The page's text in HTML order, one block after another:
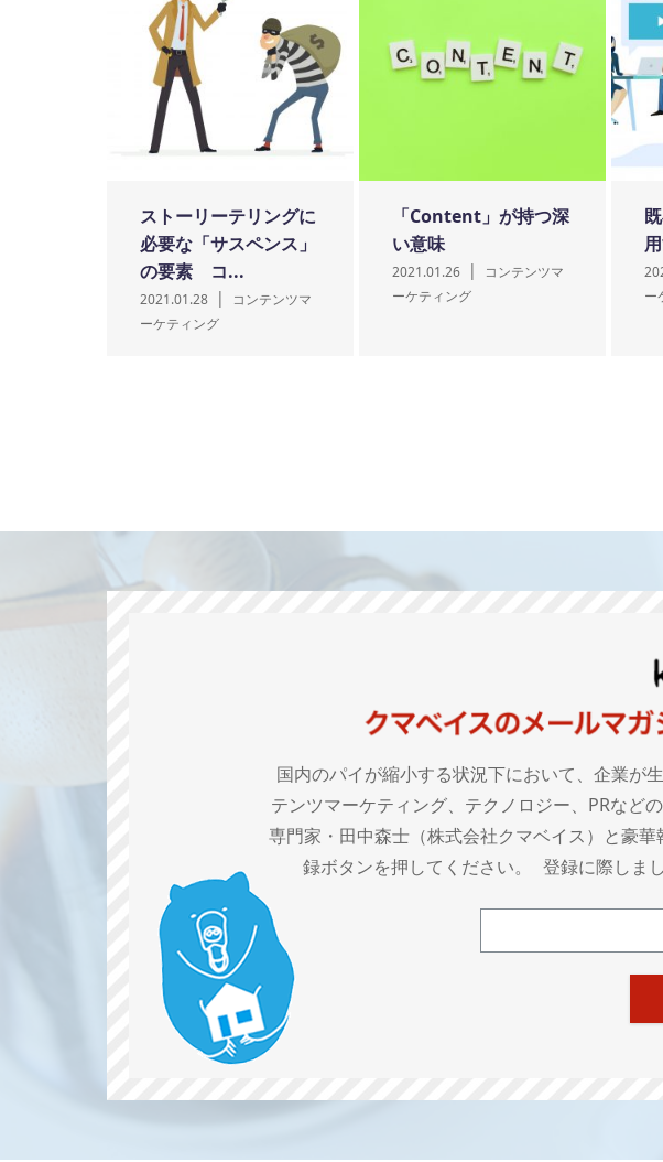
ストーリーテリングに
必要な「サスペンス」
の要素 コ...
2021.01.28
コンテンツマ
ーケティング
「Content」が持つ深
い意味
2021.01.26
コンテンツマ
ーケティング
ー
国内のパイが縮小する状況下において、企業が
テンツマーケティング、テクノロジー、PRなど
専門家・田中森士（株式会社クマベイス）と豪
録ボタンを押してください。 登録に際しま